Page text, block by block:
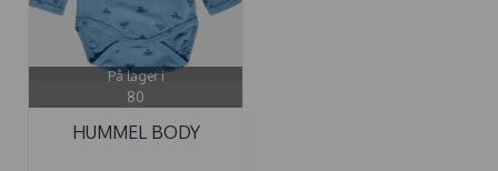
På lager i
80
HUMMEL BODY